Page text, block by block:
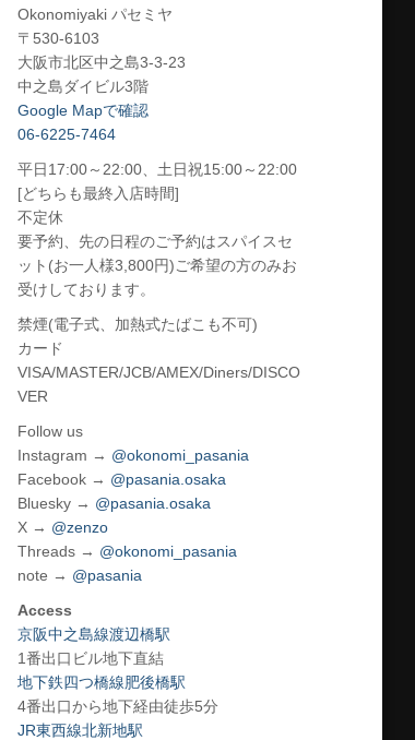
Okonomiyaki パセミヤ
〒530-6103
大阪市北区中之島3-3-23
中之島ダイビル3階
Google Mapで確認
06-6225-7464
平日17:00～22:00、土日祝15:00～22:00
[どちらも最終入店時間]
不定休
要予約、先の日程のご予約はスパイスセ
ット(お一人様3,800円)ご希望の方のみお
受けしております。
禁煙(電子式、加熱式たばこも不可)
カード
VISA/MASTER/JCB/AMEX/Diners/DISCO
VER
Follow us
Instagram → @okonomi_pasania
Facebook → @pasania.osaka
Bluesky → @pasania.osaka
X → @zenzo
Threads → @okonomi_pasania
note → @pasania
Access
京阪中之島線渡辺橋駅
1番出口ビル地下直結
地下鉄四つ橋線肥後橋駅
4番出口から地下経由徒歩5分
JR東西線北新地駅